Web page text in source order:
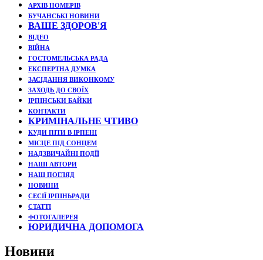
АРХІВ НОМЕРІВ
БУЧАНСЬКІ НОВИНИ
ВАШЕ ЗДОРОВ'Я
ВІДЕО
ВІЙНА
ГОСТОМЕЛЬСЬКА РАДА
ЕКСПЕРТНА ДУМКА
ЗАСІДАННЯ ВИКОНКОМУ
ЗАХОДЬ ДО СВОЇХ
ІРПІНСЬКИ БАЙКИ
КОНТАКТИ
КРИМІНАЛЬНЕ ЧТИВО
КУДИ ПІТИ В ІРПЕНІ
МІСЦЕ ПІД СОНЦЕМ
НАДЗВИЧАЙНІ ПОДЇЇ
НАШІ АВТОРИ
НАШ ПОГЛЯД
НОВИНИ
СЕСІЇ ІРПІНЬРАДИ
СТАТТІ
ФОТОГАЛЕРЕЯ
ЮРИДИЧНА ДОПОМОГА
Новини